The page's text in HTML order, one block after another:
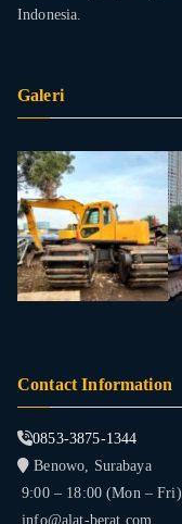
Indonesia.
Galeri
Contact Information
0853-3875-1344
Benowo, Surabaya
9:00 – 18:00 (Mon – Fri)
info@alat-berat.com